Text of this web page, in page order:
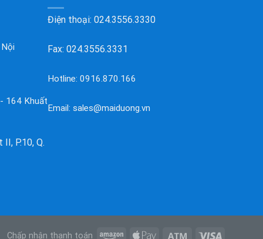
164 Khuất
P.10, Q.
Điện thoại: 024.3556.3330
Fax: 024.3556.3331
Hotline: 0916.870.166
Email: sales@maiduong.vn
Chấp nhận thanh toán